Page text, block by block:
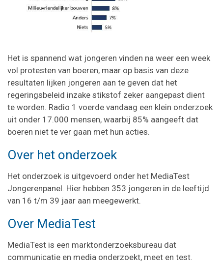
Het is spannend wat jongeren vinden na weer een week
vol protesten van boeren, maar op basis van deze
resultaten lijken jongeren aan te geven dat het
regeringsbeleid inzake stikstof zeker aangepast dient
te worden. Radio 1 voerde vandaag een klein onderzoek
uit onder 17.000 mensen, waarbij 85% aangeeft dat
boeren niet te ver gaan met hun acties.
Over het onderzoek
Het onderzoek is uitgevoerd onder het MediaTest
Jongerenpanel. Hier hebben 353 jongeren in de leeftijd
van 16 t/m 39 jaar aan meegewerkt.
Over MediaTest
MediaTest is een marktonderzoeksbureau dat
communicatie en media onderzoekt, meet en test.